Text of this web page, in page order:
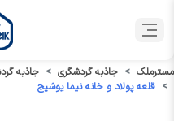
مسترملک جاذبه گردشگری
جاذبه
قلعه پولاد و خانه نیما یوشیج